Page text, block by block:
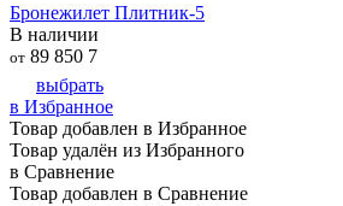
Бронежилет Плитник-5
В наличии
от 89 850 7
выбрать
в Избранное
Товар добавлен в Избранное
Товар удалён из Избранного
в Сравнение
Товар добавлен в Сравнение